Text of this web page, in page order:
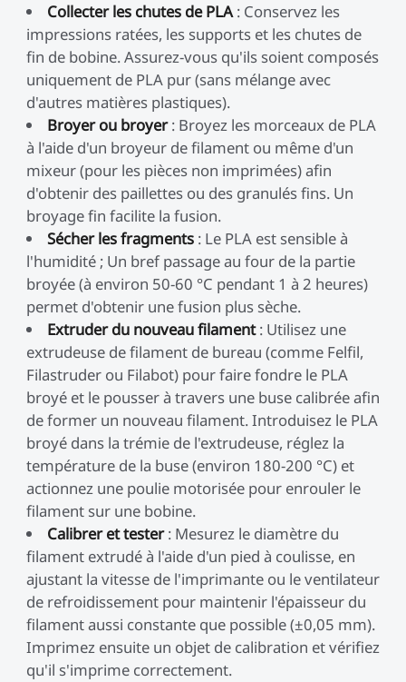
Collecter les chutes de PLA: Conservez les
impressions ratées, les supports et les chutes de
fin de bobine. Assurez-vous qu'ils soient composés
uniquement de PLA pur (sans mélange avec
d'autres matières plastiques).
Broyer ou broyer: Broyez les morceaux de PLA
à l'aide d'un broyeur de filament ou même d'un
mixeur (pour les pièces non imprimées) afin
d'obtenir des paillettes ou des granulés fins. Un
broyage fin facilite la fusion.
Sécher les fragments : Le PLA est sensible à
l'humidité ; Un bref passage au four de la partie
broyée (à environ 50-60 °C pendant 1 à 2 heures)
permet d'obtenir une fusion plus sèche.
Extruder du nouveau filament: Utilisez une
extrudeuse de filament de bureau (comme Felfil,
Filastruder ou Filabot) pour faire fondre le PLA
broyé et le pousser à travers une buse calibrée afin
de former un nouveau filament. Introduisez le PLA
broyé dans la trémie de l'extrudeuse, réglez la
température de la buse (environ 180-200 °C) et
actionnez une poulie motorisée pour enrouler le
filament sur une bobine.
Calibrer et tester: Mesurez le diamètre du
filament extrudé à l'aide d'un pied à coulisse, en
ajustant la vitesse de l'imprimante ou le ventilateur
de refroidissement pour maintenir l'épaisseur du
filament aussi constante que possible (±0,05 mm).
Imprimez ensuite un objet de calibration et vérifiez
qu'il s'imprime correctement.